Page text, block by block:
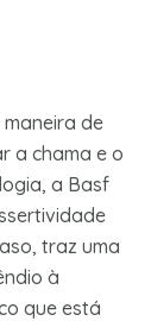
de
a chama e o
a Basf
traz uma
à
que está